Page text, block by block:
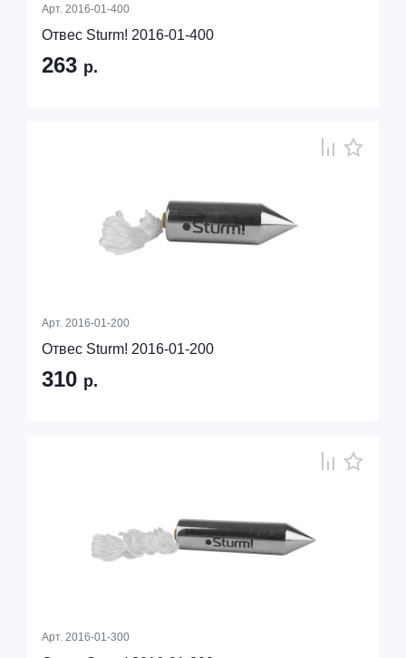
Арт. 2016-01-400
Отвес Sturm! 2016-01-400
263 р.
Арт. 2016-01-200
Отвес Sturm! 2016-01-200
310 р.
Арт. 2016-01-300